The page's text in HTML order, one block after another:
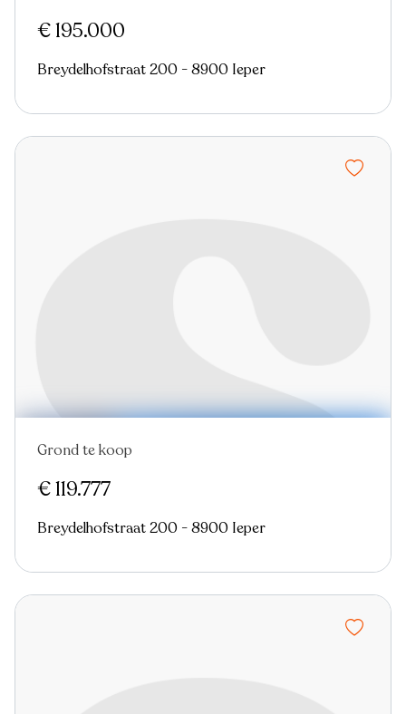
€ 195.000
Breydelhofstraat 200 - 8900 Ieper
Grond te koop
€ 119.777
Breydelhofstraat 200 - 8900 Ieper